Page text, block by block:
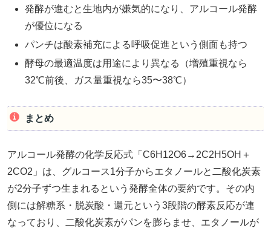
発酵が進むと生地内が嫌気的になり、アルコール発酵
が優位になる
パンチは酸素補充による呼吸促進という側面も持つ
酵母の最適温度は用途により異なる（増殖重視なら
32℃前後、ガス量重視なら35〜38℃）
まとめ
アルコール発酵の化学反応式「C6H12O6→2C2H5OH＋
2CO2」は、グルコース1分子からエタノールと二酸化炭素
が2分子ずつ生まれるという発酵全体の要約です。その内
側には解糖系・脱炭酸・還元という3段階の酵素反応が連
なっており、二酸化炭素がパンを膨らませ、エタノールが